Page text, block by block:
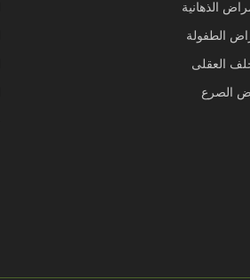
الذهانية
الطفولة
العقلى
الصرع